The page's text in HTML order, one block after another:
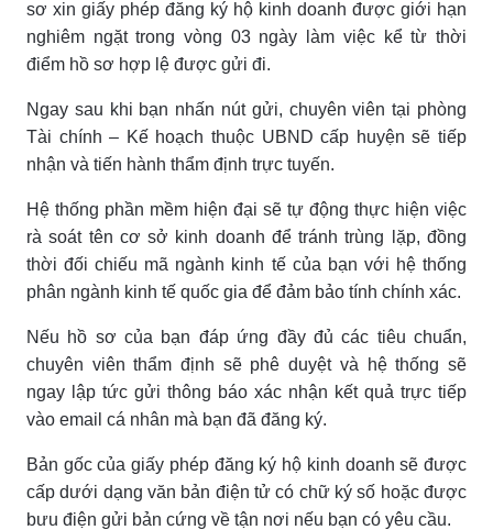
sơ xin giấy phép đăng ký hộ kinh doanh được giới hạn
nghiêm ngặt trong vòng 03 ngày làm việc kể từ thời
điểm hồ sơ hợp lệ được gửi đi.
Ngay sau khi bạn nhấn nút gửi, chuyên viên tại phòng
Tài chính – Kế hoạch thuộc UBND cấp huyện sẽ tiếp
nhận và tiến hành thẩm định trực tuyến.
Hệ thống phần mềm hiện đại sẽ tự động thực hiện việc
rà soát tên cơ sở kinh doanh để tránh trùng lặp, đồng
thời đối chiếu mã ngành kinh tế của bạn với hệ thống
phân ngành kinh tế quốc gia để đảm bảo tính chính xác.
Nếu hồ sơ của bạn đáp ứng đầy đủ các tiêu chuẩn,
chuyên viên thẩm định sẽ phê duyệt và hệ thống sẽ
ngay lập tức gửi thông báo xác nhận kết quả trực tiếp
vào email cá nhân mà bạn đã đăng ký.
Bản gốc của giấy phép đăng ký hộ kinh doanh sẽ được
cấp dưới dạng văn bản điện tử có chữ ký số hoặc được
bưu điện gửi bản cứng về tận nơi nếu bạn có yêu cầu.